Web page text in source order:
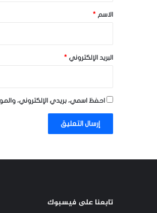
*الاسم *
البريد الإلكتروني *
احفظ اسمي، بريدي الإلكتروني،
تابعنا على فيسبوك